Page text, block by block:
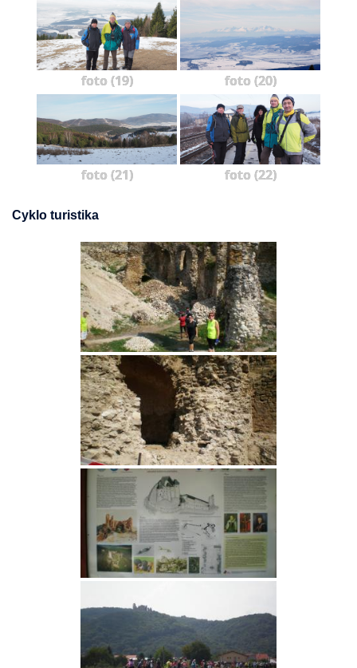
foto (19) foto (20)
foto (21) foto (22)
Cyklo turistika